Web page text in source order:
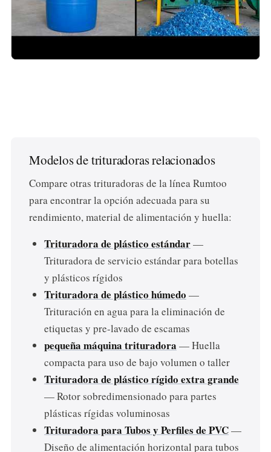
Modelos de trituradoras relacionados
Compare otras trituradoras de la línea Rumtoo
para encontrar la opción adecuada para su
rendimiento, material de alimentación y huella:
Trituradora de plástico estándar—
Trituradora de servicio estándar para botellas
y plásticos rígidos
Trituradora de plástico húmedo —
Trituración en agua para la eliminación de
etiquetas y pre-lavado de escamas
pequeña máquina trituradora — Huella
compacta para uso de bajo volumen o taller
Trituradora de plástico rígido extra grande
— Rotor sobredimensionado para partes
plásticas rígidas voluminosas
Trituradora para Tubos y Perfiles de PVC—
Diseño de alimentación horizontal para tubos